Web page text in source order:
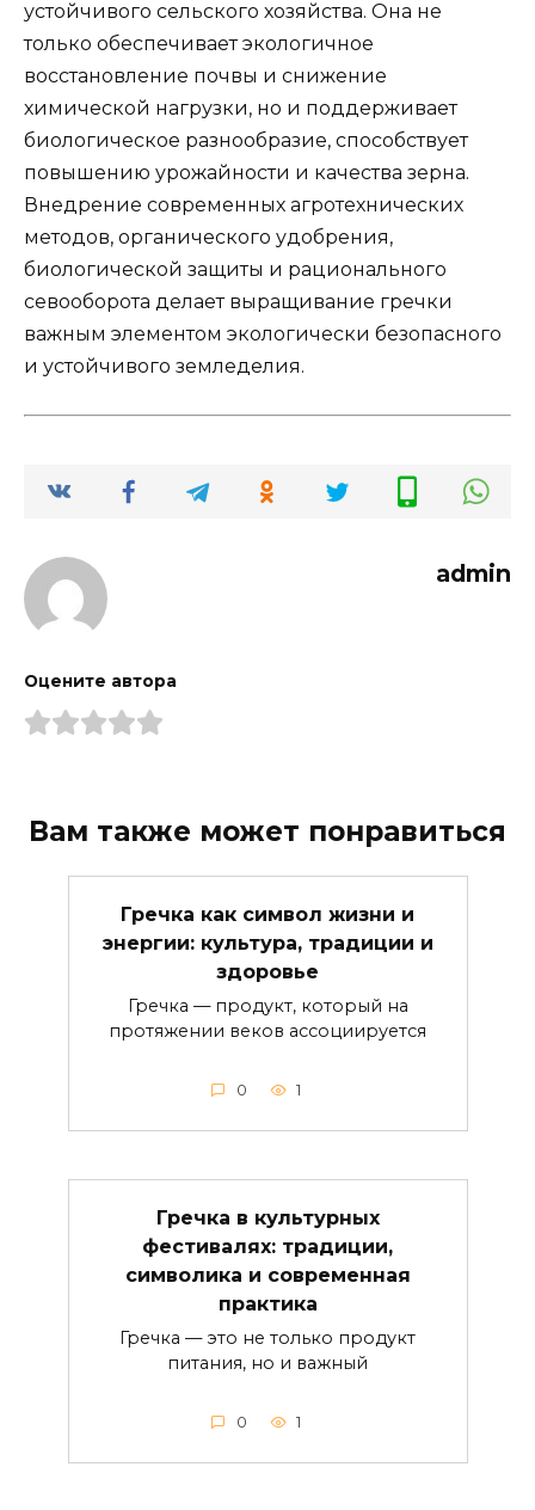
устойчивого сельского хозяйства. Она не
только обеспечивает экологичное
восстановление почвы и снижение
химической нагрузки, но и поддерживает
биологическое разнообразие, способствует
повышению урожайности и качества зерна.
Внедрение современных агротехнических
методов, органического удобрения,
биологической защиты и рационального
севооборота делает выращивание гречки
важным элементом экологически безопасного
и устойчивого земледелия.
admin
Оцените автора
Вам также может понравиться
Гречка как символ жизни и
энергии: культура, традиции и
здоровье
Гречка — продукт, который на
протяжении веков ассоциируется
0 1
Гречка в культурных
фестивалях: традиции,
символика и современная
практика
Гречка — это не только продукт
питания, но и важный
0 1